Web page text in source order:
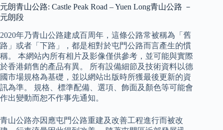
元朗青山公路: Castle Peak Road – Yuen Long青山公路 －
元朗段
2020年乃青山公路建成百周年，這條公路常被稱為「舊
路」或者「下路」，都是相對於屯門公路而言產生的慣
稱。 本網站內所有相片及影像僅供參考，並可能與實際
於香港銷售的產品有異。 所有設備細節及技術資料以德
國市場規格為基礎，並以網站出版時所獲最後更新的資
訊為準。 規格、標準配備、選項、飾面及顏色等可能會
作出變動而恕不作事先通知。
青山公路亦因應屯門公路重建及改善工程進行而被改